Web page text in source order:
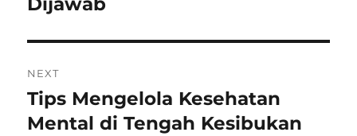
NEXT
Next
post:
Tips Mengelola Kesehatan
Mental di Tengah Kesibukan